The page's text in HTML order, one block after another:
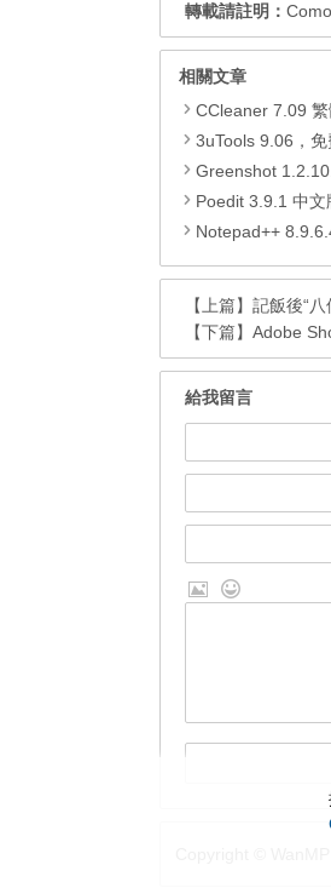
轉載請註明：
相關文章
CCleaner 7.09 繁體
3uTools 9.06，免費蘋
Greenshot 1.2.10.6 繁
Poedit 3.9.1 中
Notepad++ 8.9.6.4
【上篇】 記飯後“八
【下篇】 Adobe
給我留言
Copyright © WanMP